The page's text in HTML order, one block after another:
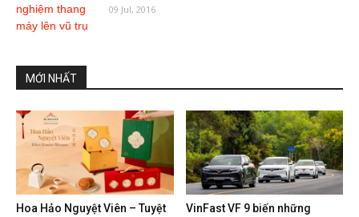
09 Jul, 2016
MỚI NHẤT
Hoa Hảo Nguyệt Viên – Tuyệt
VinFast VF 9 biến những